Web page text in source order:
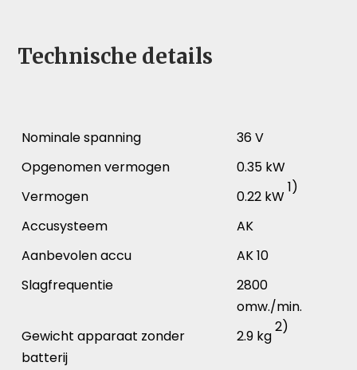
Technische details
Nominale spanning
36 V
Opgenomen vermogen
0.35 kW
Vermogen
0.22 kW
1)
Accusysteem
AK
Aanbevolen accu
AK 10
Slagfrequentie
2800
omw./min.
Gewicht apparaat zonder
batterij
2.9 kg
2)